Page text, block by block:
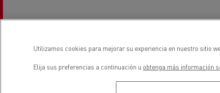
Horarios
Utilizamos cookies para mejorar su experiencia en nuestro sitio
Elija sus preferencias a continuación u obtenga más información